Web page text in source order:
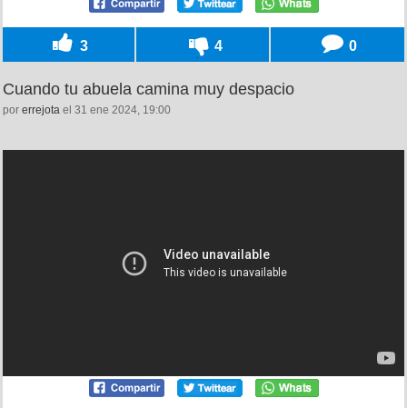
3 4 0
Cuando tu abuela camina muy despacio
por errejota el 31 ene 2024, 19:00